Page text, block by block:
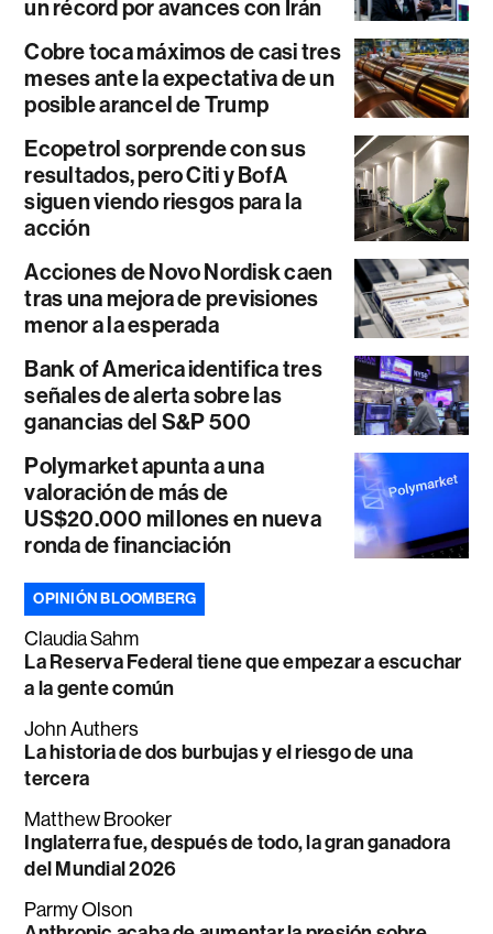
un récord por avances con Irán
Cobre toca máximos de casi tres
meses ante la expectativa de un
posible arancel de Trump
Ecopetrol sorprende con sus
resultados, pero Citi y BofA
siguen viendo riesgos para la
acción
Acciones de Novo Nordisk caen
tras una mejora de previsiones
menor a la esperada
Bank of America identifica tres
señales de alerta sobre las
ganancias del S&P 500
Polymarket apunta a una
valoración de más de
US$20.000 millones en nueva
ronda de financiación
OPINIÓN BLOOMBERG
Claudia Sahm
La Reserva Federal tiene que empezar a escuchar
a la gente común
John Authers
La historia de dos burbujas y el riesgo de una
tercera
Matthew Brooker
Inglaterra fue, después de todo, la gran ganadora
del Mundial 2026
Parmy Olson